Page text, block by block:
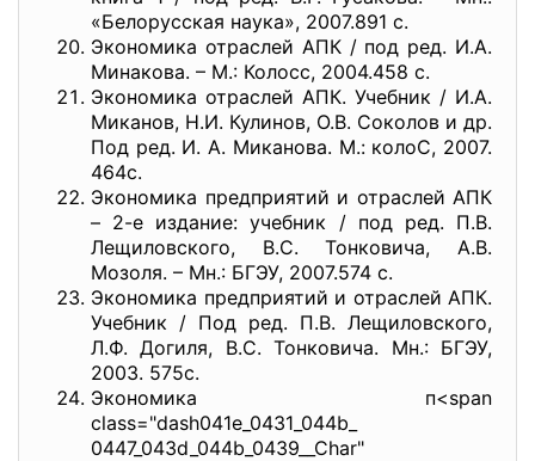
«Белорусская наука», 2007.891 с.
Экономика отраслей АПК / под ред. И.А.
Минакова. – М.: Колосс, 2004.458 с.
Экономика отраслей АПК. Учебник / И.А.
Миканов, Н.И. Кулинов, О.В. Соколов и др.
Под ред. И. А. Миканова. М.: колоС, 2007.
464с.
Экономика предприятий и отраслей АПК
– 2-е издание: учебник / под ред. П.В.
Лещиловского, В.С. Тонковича, А.В.
Мозоля. – Мн.: БГЭУ, 2007.574 с.
Экономика предприятий и отраслей АПК.
Учебник / Под ред. П.В. Лещиловского,
Л.Ф. Догиля, В.С. Тонковича. Мн.: БГЭУ,
2003. 575с.
Экономика п<span
class="dash041e_0431_044b_
0447_043d_044b_0439__Char"